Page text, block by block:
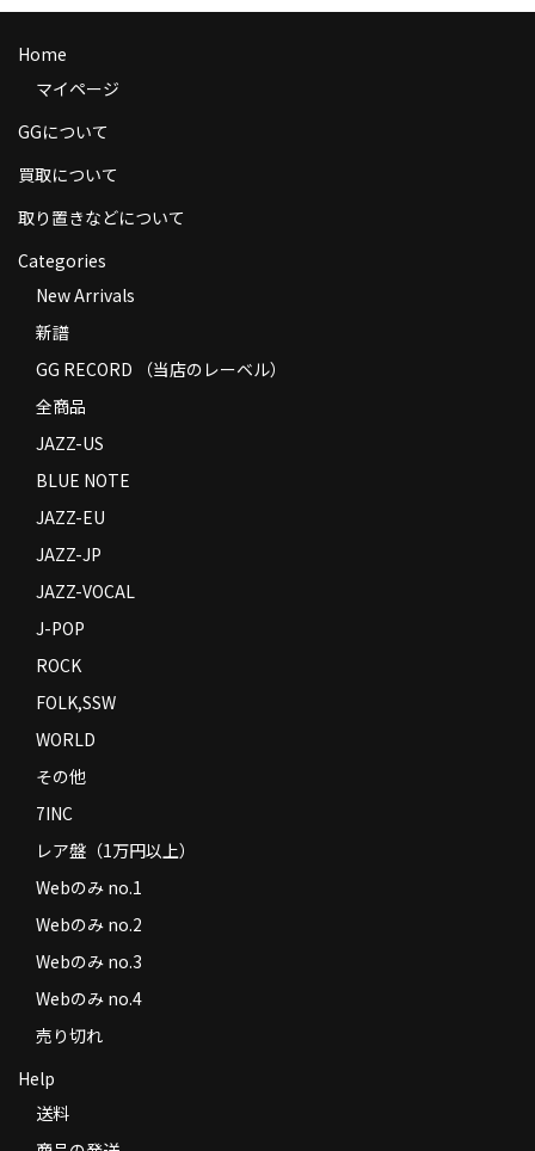
送料
商品の発送
コンディション
Privacy Policy
Contact
Home
マイページ
GGについて
買取について
取り置きなどについて
Categories
New Arrivals
新譜
GG RECORD （当店のレーベル）
全商品
JAZZ-US
BLUE NOTE
JAZZ-EU
JAZZ-JP
JAZZ-VOCAL
J-POP
ROCK
FOLK,SSW
WORLD
その他
7INC
レア盤（1万円以上）
Webのみ no.1
Webのみ no.2
Webのみ no.3
Webのみ no.4
売り切れ
Help
送料